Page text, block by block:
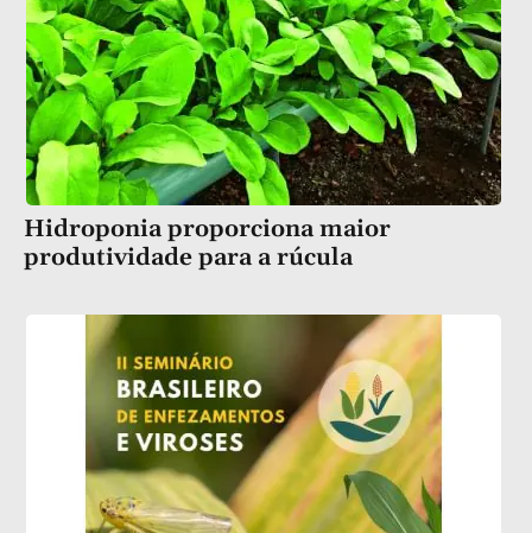
Hidroponia proporciona maior
produtividade para a rúcula